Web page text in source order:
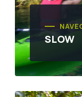
SLOW